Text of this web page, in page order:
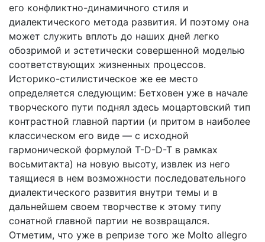
его конфликтно-динамичного стиля и
диалектического метода развития. И поэтому она
может служить вплоть до наших дней легко
обозримой и эстетически совершенной моделью
соответствующих жизненных процессов.
Историко-стилистическое же ее место
определяется следующим: Бетховен уже в начале
творческого пути поднял здесь моцартовский тип
контрастной главной партии (и притом в наиболее
классическом его виде — с исходной
гармонической формулой T-D-D-T в рамках
восьмитакта) на новую высоту, извлек из него
таящиеся в нем возможности последовательного
диалектического развития внутри темы и в
дальнейшем своем творчестве к этому типу
сонатной главной партии не возвращался.
Отметим, что уже в репризе того же Molto allegro